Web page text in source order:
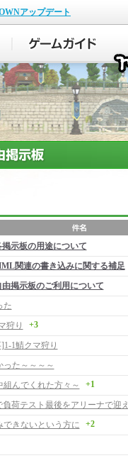
アップデート
掲示板の用途について
関連の書き込みに関する補足
由掲示板のご利用について
た
狩り
+3
1鯖クマ狩り
った～～～～
組んでくれた方々～
+1
負荷テスト最後をアリーナで迎
できないという方に
+2